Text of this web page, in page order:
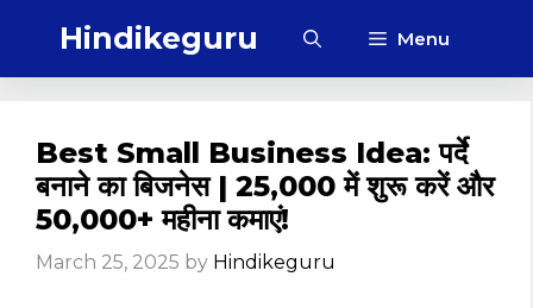
Hindikeguru Menu
Best Small Business Idea: पर्दे
बनाने का बिजनेस | ₹25,000 में शुरू करें और
₹50,000+ महीना कमाएं!
March 25, 2025 by Hindikeguru